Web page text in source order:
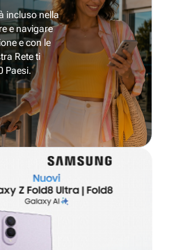
incluso nella
e navigare
e con le
Rete ti
Paesi.